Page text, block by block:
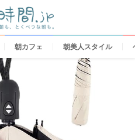
朝カフェ 朝美人スタイル